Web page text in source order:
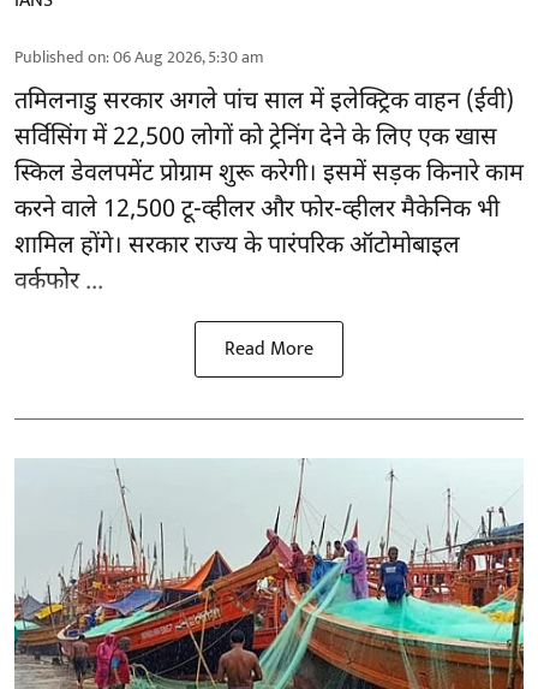
Published on:06 Aug 2026, 5:30 am
तमिलनाडु सरकारअगले पांच साल में इलेक्ट्रिक वाहन (ईवी)
सर्विसिंग में 22,500 लोगों को ट्रेनिंग देने के लिए एक खास
स्किल डेवलपमेंट प्रोग्राम शुरू करेगी। इसमें सड़क किनारे काम
करने वाले 12,500 टू-व्हीलर और फोर-व्हीलर मैकेनिक भी
शामिल होंगे। सरकार राज्य के पारंपरिक ऑटोमोबाइल
वर्कफोर ...
Read More